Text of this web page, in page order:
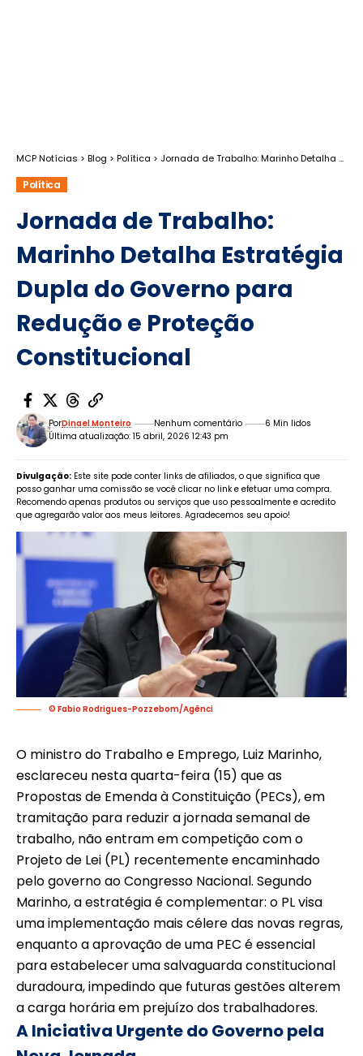
MCP Notícias > Blog > Política > Jornada de Trabalho: Marinho Detalha Estratégia Dupla do Governo para Redução e Proteção Constitucional
Política
Jornada de Trabalho:
Marinho Detalha Estratégia
Dupla do Governo para
Redução e Proteção
Constitucional
Última atualização: 15 abril, 2026 12:43 pm
PorDinael Monteiro Nenhum comentário 6 Min lidos
Divulgação: Este site pode conter links de afiliados, o que significa que
posso ganhar uma comissão se você clicar no link e efetuar uma compra.
Recomendo apenas produtos ou serviços que uso pessoalmente e acredito
que agregarão valor aos meus leitores. Agradecemos seu apoio!
© Fabio Rodrigues-Pozzebom/Agênci
O ministro do Trabalho e Emprego, Luiz Marinho,
esclareceu nesta quarta-feira (15) que as
Propostas de Emenda à Constituição (PECs), em
tramitação para reduzir a jornada semanal de
trabalho, não entram em competição com o
Projeto de Lei (PL) recentemente encaminhado
pelo governo ao Congresso Nacional. Segundo
Marinho, a estratégia é complementar: o PL visa
uma implementação mais célere das novas regras,
enquanto a aprovação de uma PEC é essencial
para estabelecer uma salvaguarda constitucional
duradoura, impedindo que futuras gestões alterem
a carga horária em prejuízo dos trabalhadores.
A Iniciativa Urgente do Governo pela